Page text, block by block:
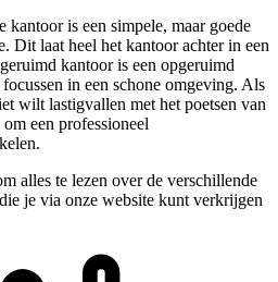
kantoor is een simpele, maar goede
Dit laat heel het kantoor achter in een
kantoor is een opgeruimd
in een schone omgeving. Als
wilt lastigvallen met het poetsen van
een professioneel
alles te lezen over de verschillende
je via onze website kunt verkrijgen